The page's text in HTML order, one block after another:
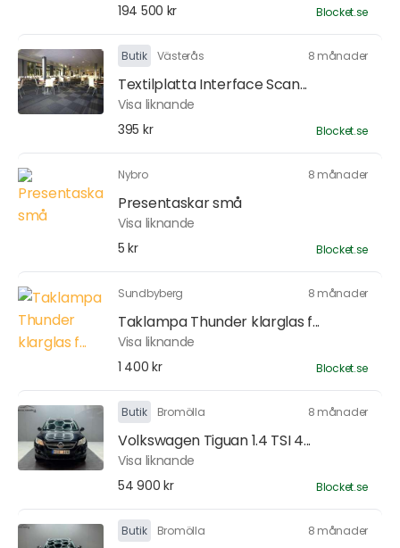
194 500 kr
Blocket.se
Butik Västerås 8 månader
Textilplatta Interface Scan...
Visa liknande
395 kr
Blocket.se
Nybro 8 månader
Presentaskar små
Visa liknande
5 kr
Blocket.se
Sundbyberg 8 månader
Taklampa Thunder klarglas f...
Visa liknande
1 400 kr
Blocket.se
Butik Bromölla 8 månader
Volkswagen Tiguan 1.4 TSI 4...
Visa liknande
54 900 kr
Blocket.se
Butik Bromölla 8 månader